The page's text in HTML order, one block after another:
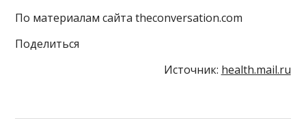
По материалам сайта theconversation.com
Поделиться
Источник: health.mail.ru